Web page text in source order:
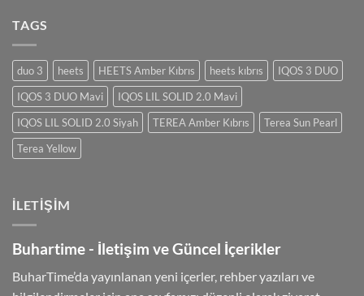
TAGS
duo 3 heets HEETS Amber Kıbrıs heets kıbrıs
IQOS 3 DUO
IQOS 3 DUO Mavi
IQOS LIL SOLID 2.0 Mavi
IQOS LIL SOLID 2.0 Siyah
TEREA Amber Kıbrıs
Terea Sun Pearl
Terea Yellow
İLETIŞIM
Buhartime - İletişim ve Güncel İçerikler
BuharTime’da yayınlanan yeni içerler, rehber yazıları ve